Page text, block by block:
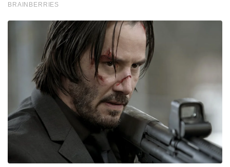
BRAINBERRIES